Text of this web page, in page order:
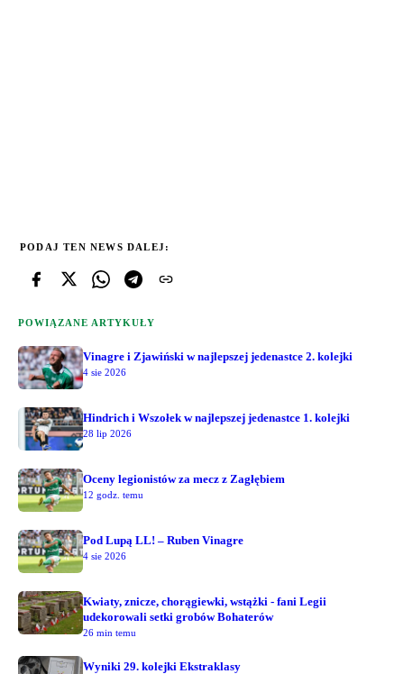
PODAJ TEN NEWS DALEJ:
POWIĄZANE ARTYKUŁY
Vinagre i Zjawiński w najlepszej jedenastce 2. kolejki
4 sie 2026
Hindrich i Wszołek w najlepszej jedenastce 1. kolejki
28 lip 2026
Oceny legionistów za mecz z Zagłębiem
12 godz. temu
Pod Lupą LL! – Ruben Vinagre
4 sie 2026
Kwiaty, znicze, chorągiewki, wstążki - fani Legii
udekorowali setki grobów Bohaterów
26 min temu
Wyniki 29. kolejki Ekstraklasy